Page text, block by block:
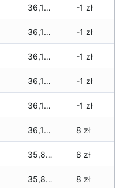
36,120 zł -1 zł
36,120 zł -1 zł
36,120 zł -1 zł
36,120 zł -1 zł
36,120 zł -1 zł
36,120 zł 8 zł
35,865 zł 8 zł
35,865 zł 8 zł